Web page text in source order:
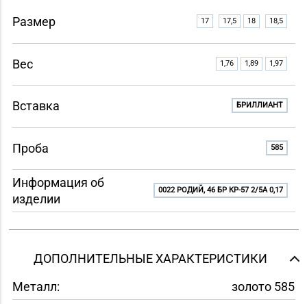
Размер 17 17,5 18 18,5
Вес 1,76 1,89 1,97
Вставка БРИЛЛИАНТ
Проба 585
Информация об
изделии
0022 РОДИЙ, 46 БР КР-57 2/5A 0,17
ДОПОЛНИТЕЛЬНЫЕ ХАРАКТЕРИСТИКИ
Металл:
золото 585